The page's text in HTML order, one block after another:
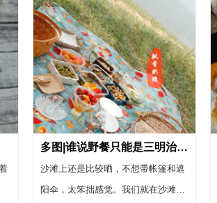
多图|谁说野餐只能是三明治 or 饭团- 一次“家常”的海滩野餐
沙滩上还是比较晒，不想带帐篷和遮
阳伞，太笨拙感觉。我们就在沙滩后